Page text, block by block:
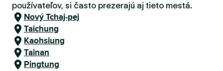
používateľov, si často prezerajú aj tieto mestá.
Nový Tchaj-pej
Taichung
Kaohsiung
Tainan
Pingtung